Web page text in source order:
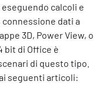
calcoli e
dati a
3D, Power View, o
bit di Office è
di questo tipo.
seguenti articoli: